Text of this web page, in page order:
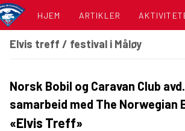
HJEM ARTIKLER
KALENDER
Elvis treff / festival i Måløy
Norsk Bobil og Caravan Club
samarbeid med The Norwegian
«Elvis Treff»